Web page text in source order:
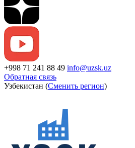
+998 71 241 88 49 info@uzsk.uz
Обратная связь
Узбекистан (Сменить регион)